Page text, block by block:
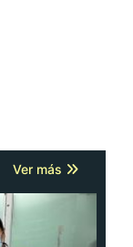
Ver más